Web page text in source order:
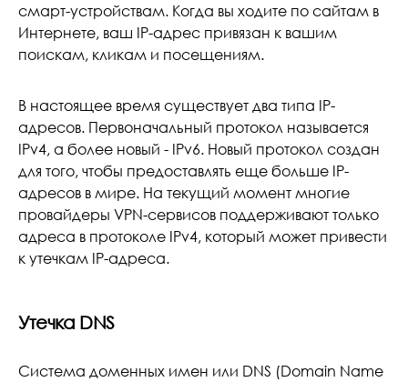
смарт-устройствам. Когда вы ходите по сайтам в
Интернете, ваш IP-адрес привязан к вашим
поискам, кликам и посещениям.
В настоящее время существует два типа IP-
адресов. Первоначальный протокол называется
IPv4, а более новый - IPv6. Новый протокол создан
для того, чтобы предоставлять еще больше IP-
адресов в мире. На текущий момент многие
провайдеры VPN-сервисов поддерживают только
адреса в протоколе IPv4, который может привести
к утечкам IP-адреса.
Утечка DNS
Система доменных имен или DNS (Domain Name